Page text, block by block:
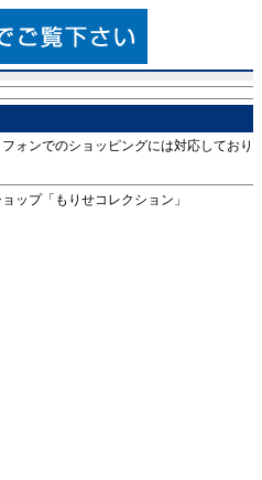
ォンでのショッピングには対応しており
ップ「もりせコレクション」